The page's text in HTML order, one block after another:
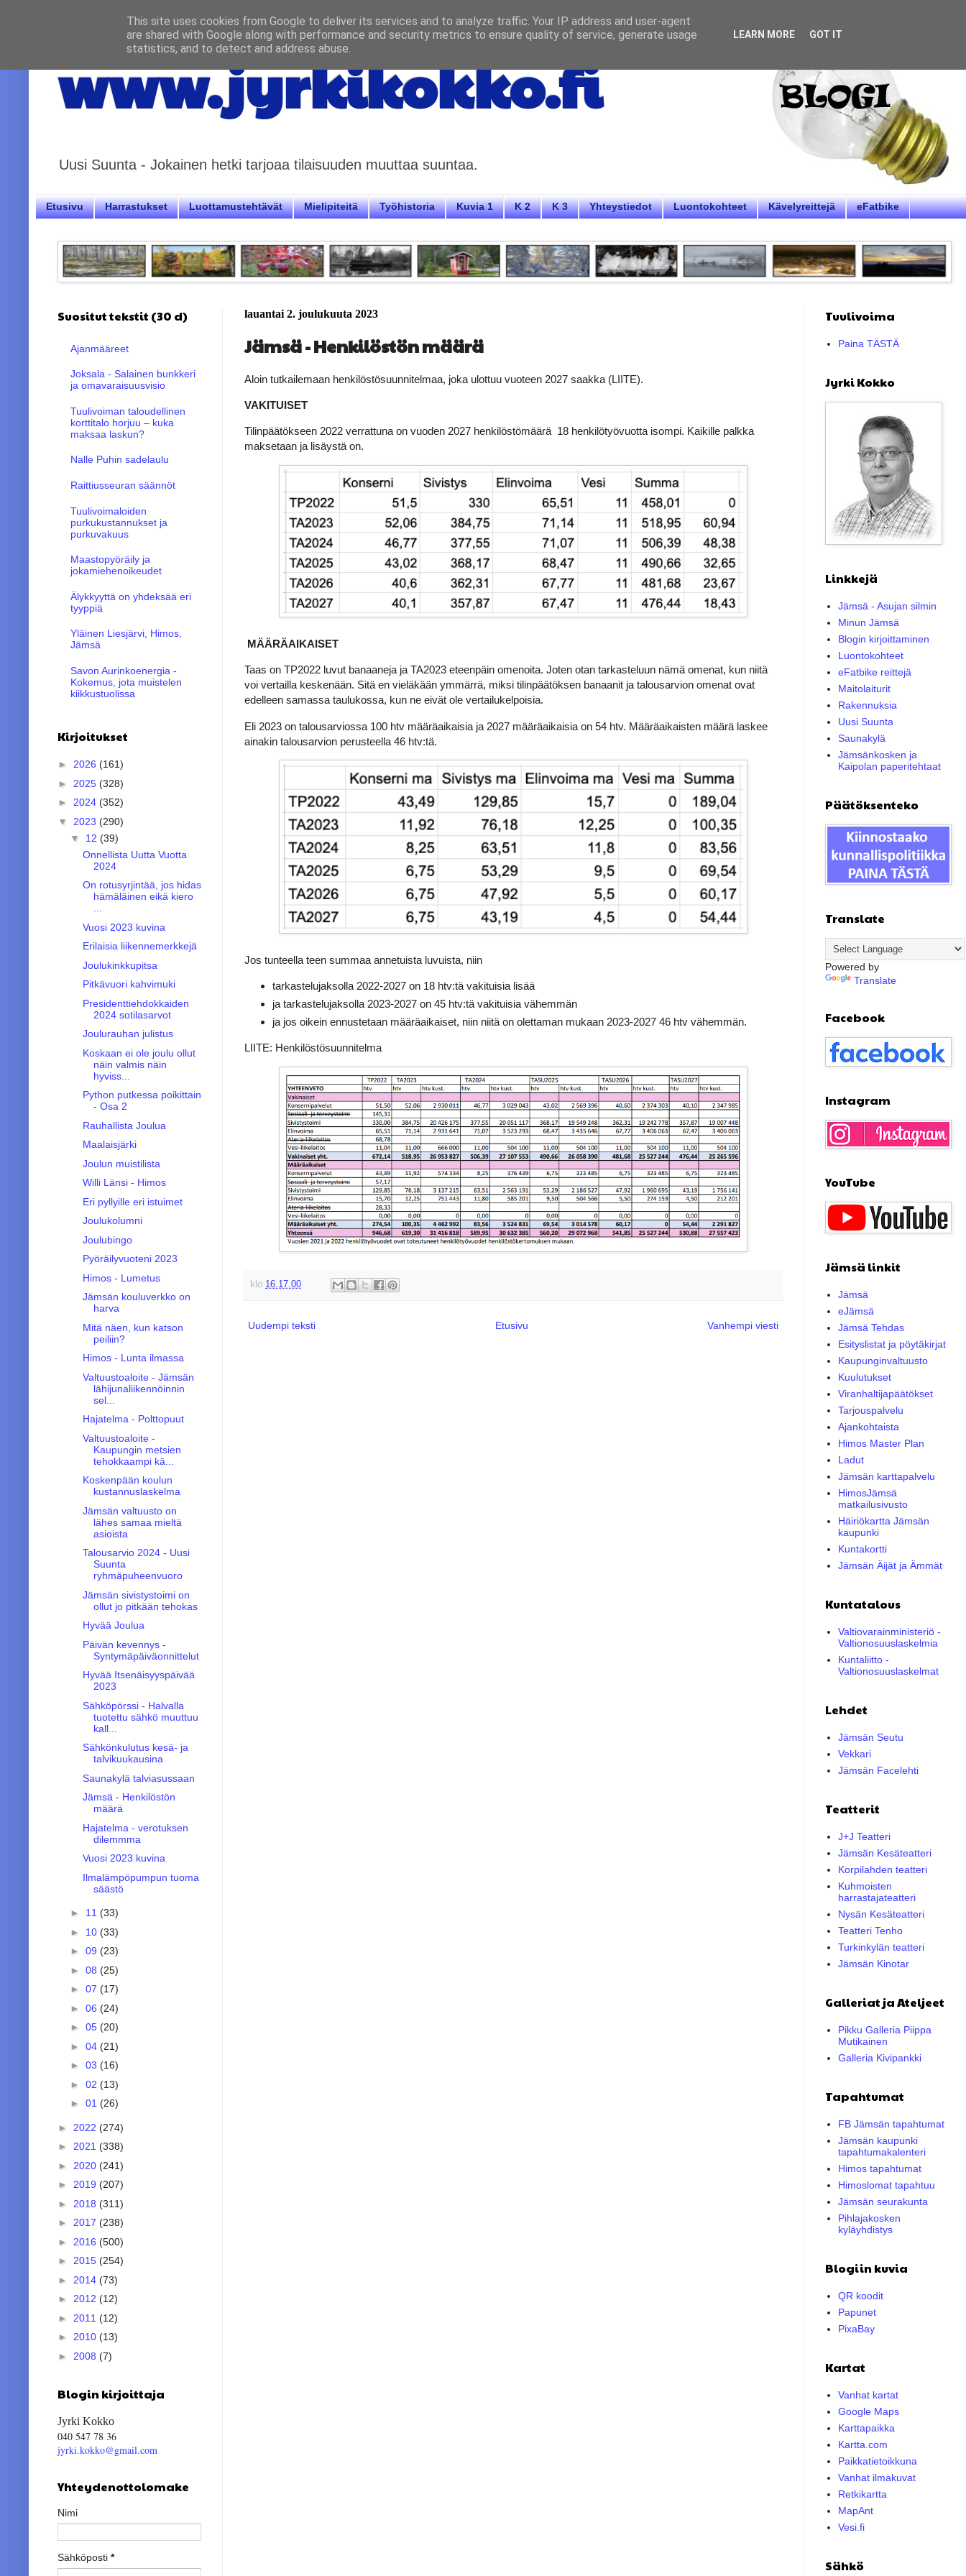
www.jyrkikokko.fi
Uusi Suunta - Jokainen hetki tarjoaa tilaisuuden muuttaa suuntaa.
Etusivu Harrastukset Luottamustehtävät Mielipiteitä Työhistoria Kuvia 1 K 2 K 3 Yhteystiedot Luontokohteet Kävelyreittejä eFatbike
lauantai 2. joulukuuta 2023
Jämsä - Henkilöstön määrä
Aloin tutkailemaan henkilöstösuunnitelmaa, joka ulottuu vuoteen 2027 saakka (LIITE).
VAKITUISET
Tilinpäätökseen 2022 verrattuna on vuoden 2027 henkilöstömäärä 18 henkilötyövuotta isompi. Kaikille palkka
maksetaan ja lisäystä on.
MÄÄRÄAIKAISET
Taas on TP2022 luvut banaaneja ja TA2023 eteenpäin omenoita. Joten otan tarkasteluun nämä omenat, kun niitä
voi vertailla keskenään. Sitä en vieläkään ymmärrä, miksi tilinpäätöksen banaanit ja talousarvion omenat ovat
edelleen samassa taulukossa, kun ne eivät ole vertailukelpoisia.
Eli 2023 on talousarviossa 100 htv määräaikaisia ja 2027 määräaikaisia on 54 htv. Määräaikaisten määrä laskee
ainakin talousarvion perusteella 46 htv:tä.
Jos tunteella teen summaa annetuista luvuista, niin
tarkastelujaksolla 2022-2027 on 18 htv:tä vakituisia lisää
ja tarkastelujaksolla 2023-2027 on 45 htv:tä vakituisia vähemmän
ja jos oikein ennustetaan määräaikaiset, niin niitä on olettaman mukaan 2023-2027 46 htv vähemmän.
LIITE: Henkilöstösuunnitelma
klo 16.17.00
Uudempi teksti Vanhempi viesti
Etusivu
Suositut tekstit (30 d)
Ajanmääreet
Joksala - Salainen bunkkeri
ja omavaraisuusvisio
Tuulivoiman taloudellinen
korttitalo horjuu – kuka
maksaa laskun?
Nalle Puhin sadelaulu
Raittiusseuran säännöt
Tuulivoimaloiden
purkukustannukset ja
purkuvakuus
Maastopyöräily ja
jokamiehenoikeudet
Älykkyyttä on yhdeksää eri
tyyppiä
Yläinen Liesjärvi, Himos,
Jämsä
Savon Aurinkoenergia -
Kokemus, jota muistelen
kiikkustuolissa
Kirjoitukset
► 2026 (161)
► 2025 (328)
► 2024 (352)
▼ 2023 (290)
▼ 12 (39)
Onnellista Uutta Vuotta
2024
On rotusyrjintää, jos hidas
hämäläinen eikä kiero
...
Vuosi 2023 kuvina
Erilaisia liikennemerkkejä
Joulukinkkupitsa
Pitkävuori kahvimuki
Presidenttiehdokkaiden
2024 sotilasarvot
Joulurauhan julistus
Koskaan ei ole joulu ollut
näin valmis näin
hyviss...
Python putkessa poikittain
- Osa 2
Rauhallista Joulua
Maalaisjärki
Joulun muistilista
Willi Länsi - Himos
Eri pyllyille eri istuimet
Joulukolumni
Joulubingo
Pyöräilyvuoteni 2023
Himos - Lumetus
Jämsän kouluverkko on
harva
Mitä näen, kun katson
peiliin?
Himos - Lunta ilmassa
Valtuustoaloite - Jämsän
lähijunaliikennöinnin
sel...
Hajatelma - Polttopuut
Valtuustoaloite -
Kaupungin metsien
tehokkaampi kä...
Koskenpään koulun
kustannuslaskelma
Jämsän valtuusto on
lähes samaa mieltä
asioista
Talousarvio 2024 - Uusi
Suunta
ryhmäpuheenvuoro
Jämsän sivistystoimi on
ollut jo pitkään tehokas
Hyvää Joulua
Päivän kevennys -
Syntymäpäiväonnittelut
Hyvää Itsenäisyyspäivää
2023
Sähköpörssi - Halvalla
tuotettu sähkö muuttuu
kall...
Sähkönkulutus kesä- ja
talvikuukausina
Saunakylä talviasussaan
Jämsä - Henkilöstön
määrä
Hajatelma - verotuksen
dilemmma
Vuosi 2023 kuvina
Ilmalämpöpumpun tuoma
säästö
► 11 (33)
► 10 (33)
► 09 (23)
► 08 (25)
► 07 (17)
► 06 (24)
► 05 (20)
► 04 (21)
► 03 (16)
► 02 (13)
► 01 (26)
► 2022 (274)
► 2021 (338)
► 2020 (241)
► 2019 (207)
► 2018 (311)
► 2017 (238)
► 2016 (500)
► 2015 (254)
► 2014 (73)
► 2012 (12)
► 2011 (12)
► 2010 (13)
► 2008 (7)
Blogin kirjoittaja
Jyrki Kokko
040 547 78 36
jyrki.kokko@gmail.com
Yhteydenottolomake
Nimi
Sähköposti *
Tuulivoima
Paina TÄSTÄ
Jyrki Kokko
Linkkejä
Jämsä - Asujan silmin
Minun Jämsä
Blogin kirjoittaminen
Luontokohteet
eFatbike reittejä
Maitolaiturit
Rakennuksia
Uusi Suunta
Saunakylä
Jämsänkosken ja
Kaipolan paperitehtaat
Päätöksenteko
Translate
Powered by
Translate
Facebook
Instagram
YouTube
Jämsä linkit
Jämsä
eJämsä
Jämsä Tehdas
Esityslistat ja pöytäkirjat
Kaupunginvaltuusto
Kuulutukset
Viranhaltijapäätökset
Tarjouspalvelu
Ajankohtaista
Himos Master Plan
Ladut
Jämsän karttapalvelu
HimosJämsä
matkailusivusto
Häiriökartta Jämsän
kaupunki
Kuntakortti
Jämsän Äijät ja Ämmät
Kuntatalous
Valtiovarainministeriö -
Valtionosuuslaskelmia
Kuntaliitto -
Valtionosuuslaskelmat
Lehdet
Jämsän Seutu
Vekkari
Jämsän Facelehti
Teatterit
J+J Teatteri
Jämsän Kesäteatteri
Korpilahden teatteri
Kuhmoisten
harrastajateatteri
Nysän Kesäteatteri
Teatteri Tenho
Turkinkylän teatteri
Jämsän Kinotar
Galleriat ja Ateljeet
Pikku Galleria Piippa
Mutikainen
Galleria Kivipankki
Tapahtumat
FB Jämsän tapahtumat
Jämsän kaupunki
tapahtumakalenteri
Himos tapahtumat
Himoslomat tapahtuu
Jämsän seurakunta
Pihlajakosken
kyläyhdistys
Blogiin kuvia
QR koodit
Papunet
PixaBay
Kartat
Vanhat kartat
Google Maps
Karttapaikka
Kartta.com
Paikkatietoikkuna
Vanhat ilmakuvat
Retkikartta
MapAnt
Vesi.fi
Sähkö
This site uses cookies from Google to deliver its services and to analyze traffic. Your IP address and user-agent
are shared with Google along with performance and security metrics to ensure quality of service, generate usage
statistics, and to detect and address abuse.
LEARN MORE GOT IT